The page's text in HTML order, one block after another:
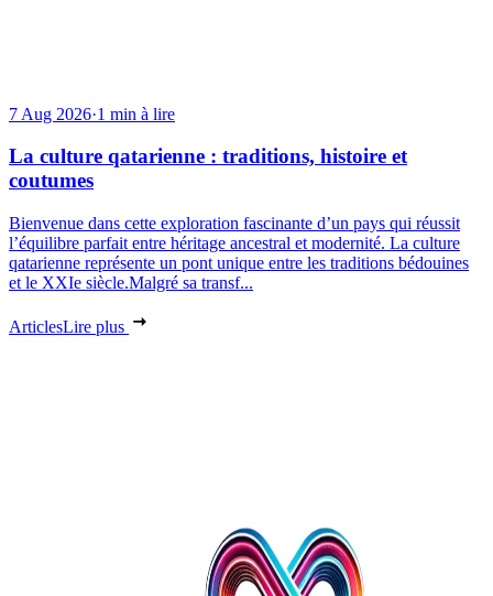
7 Aug 2026·1 min à lire
La culture qatarienne : traditions, histoire et
coutumes
Bienvenue dans cette exploration fascinante d’un pays qui réussit
l’équilibre parfait entre héritage ancestral et modernité. La culture
qatarienne représente un pont unique entre les traditions bédouines
et le XXIe siècle.Malgré sa transf...
ArticlesLire plus